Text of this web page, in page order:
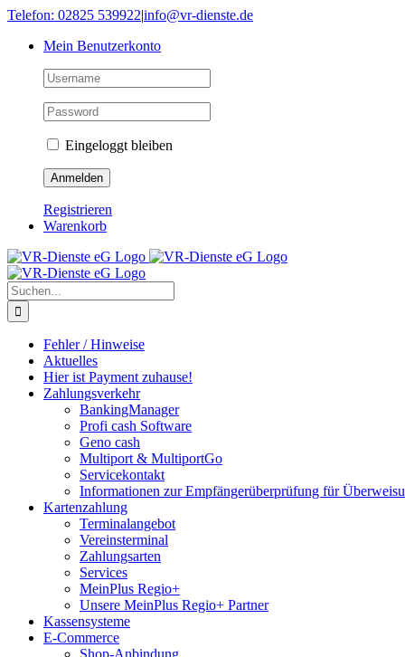
Skip
content
Telefon: 02825 539922|info@vr-dienste.de
Mein Benutzerkonto
Eingeloggt bleiben
Registrieren
Warenkorb
Suche
nach:
Fehler / Hinweise
Aktuelles
Hier ist Payment zuhause!
Zahlungsverkehr
BankingManager
Profi cash Software
Geno cash
Multiport & MultiportGo
Servicekontakt
Informationen zur Empfängerüberprüfung für
Kartenzahlung
Terminalangebot
Vereinsterminal
Zahlungsarten
Services
MeinPlus Regio+
Unsere MeinPlus Regio+ Partner
Kassensysteme
E-Commerce
Shop-Anbindung